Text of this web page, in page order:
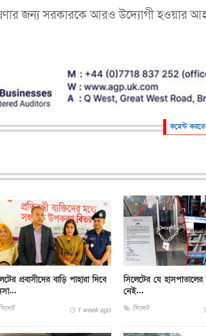
জন্য সরকারকে আরও উদ্যোগী হওয়ার
কমেন্ট
প্রবাসীদের বাড়ি পাহারা দিবে
1 week ago
সিলেটের যে হাসপাতালের
নেই...
সিলেট